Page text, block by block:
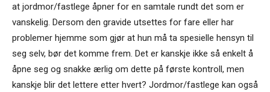
at jordmor/fastlege åpner for en samtale rundt det som er
vanskelig. Dersom den gravide utsettes for fare eller har
problemer hjemme som gjør at hun må ta spesielle hensyn til
seg selv, bør det komme frem. Det er kanskje ikke så enkelt å
åpne seg og snakke ærlig om dette på første kontroll, men
kanskje blir det lettere etter hvert? Jordmor/fastlege kan også